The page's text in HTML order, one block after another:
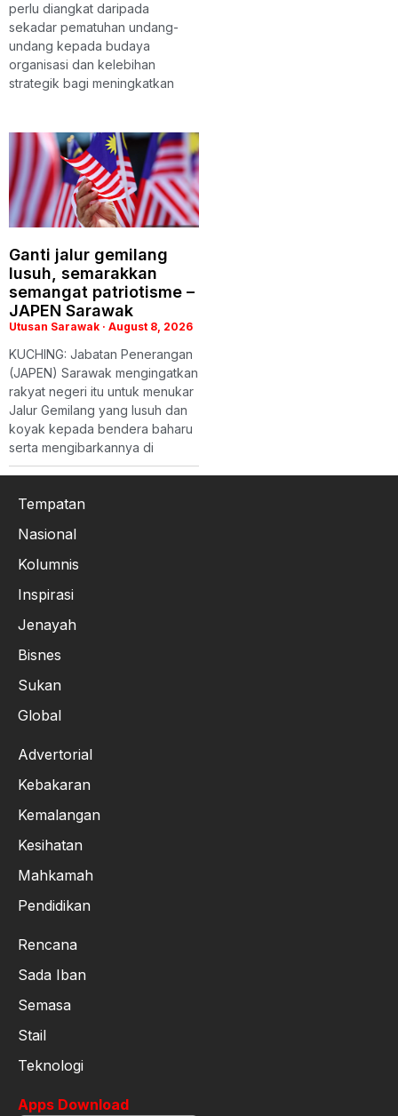
perlu diangkat daripada
sekadar pematuhan undang-
undang kepada budaya
organisasi dan kelebihan
strategik bagi meningkatkan
Ganti jalur gemilang
lusuh, semarakkan
semangat patriotisme –
JAPEN Sarawak
Utusan Sarawak August 8, 2026
KUCHING: Jabatan Penerangan
(JAPEN) Sarawak mengingatkan
rakyat negeri itu untuk menukar
Jalur Gemilang yang lusuh dan
koyak kepada bendera baharu
serta mengibarkannya di
Tempatan
Nasional
Kolumnis
Inspirasi
Jenayah
Bisnes
Sukan
Global
Advertorial
Kebakaran
Kemalangan
Kesihatan
Mahkamah
Pendidikan
Rencana
Sada Iban
Semasa
Stail
Teknologi
Apps Download